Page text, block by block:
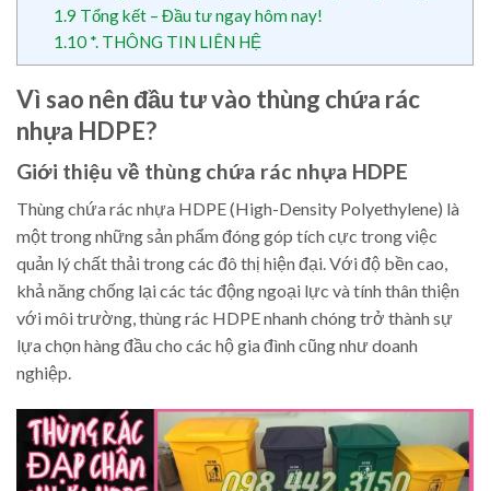
1.9 Tổng kết – Đầu tư ngay hôm nay!
1.10*. THÔNG TIN LIÊN HỆ
Vì sao nên đầu tư vào thùng chứa rác
nhựa HDPE?
Giới thiệu về thùng chứa rác nhựa HDPE
Thùng chứa rác nhựa HDPE (High-Density Polyethylene) là
một trong những sản phẩm đóng góp tích cực trong việc
quản lý chất thải trong các đô thị hiện đại. Với độ bền cao,
khả năng chống lại các tác động ngoại lực và tính thân thiện
với môi trường, thùng rác HDPE nhanh chóng trở thành sự
lựa chọn hàng đầu cho các hộ gia đình cũng như doanh
nghiệp.